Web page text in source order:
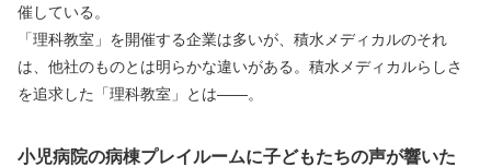
催している。
「理科教室」を開催する企業は多いが、積水メディカルのそれ
は、他社のものとは明らかな違いがある。積水メディカルらしさ
を追求した「理科教室」とは――。
小児病院の病棟プレイルームに子どもたちの声が響いた